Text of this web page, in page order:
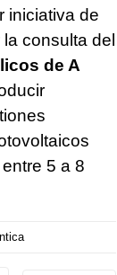
iniciativa de
consulta del
de A
5 a 8